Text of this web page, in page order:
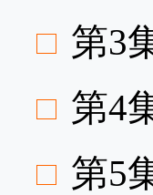
第3
第4
第5